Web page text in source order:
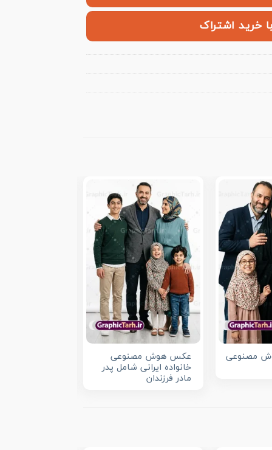
خرید اشتراک
مصنوعی
عکس هوش مصنوعی
خانواده ایرانی شامل پدر
مادر فرزندان